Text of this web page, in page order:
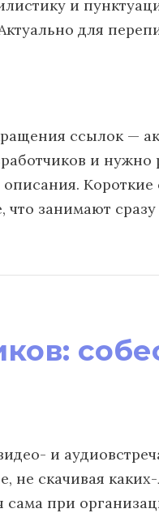
и
для
ссылок —
и нужно
Короткие
что занимают
и
не скачивая
при